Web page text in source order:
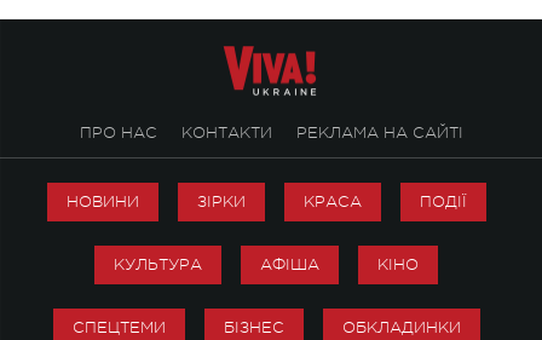
ПРО НАС КОНТАКТИ РЕКЛАМА НА САЙТІ
НОВИНИ ЗІРКИ КРАСА ПОДІЇ
КУЛЬТУРА АФІША КІНО
СПЕЦТЕМИ БІЗНЕС ОБКЛАДИНКИ